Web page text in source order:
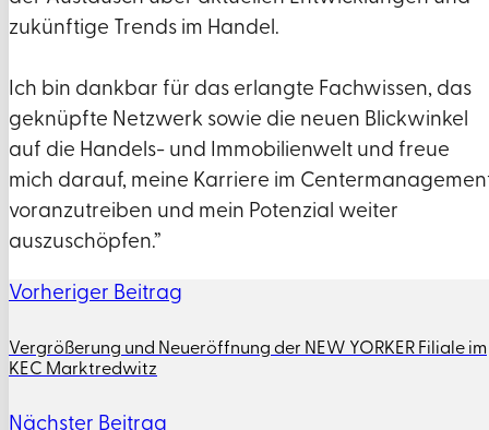
zukünftige Trends im Handel.
Ich bin dankbar für das erlangte Fachwissen, das
geknüpfte Netzwerk sowie die neuen Blickwinkel
auf die Handels- und Immobilienwelt und freue
mich darauf, meine Karriere im
voranzutreiben und mein Potenzial weiter
auszuschöpfen.”
Vorheriger Beitrag
Vergrößerung und Neueröffnung der NEW YORKER Filiale im
KEC Marktredwitz
Nächster Beitrag